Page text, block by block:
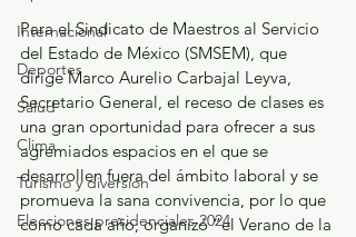
Internacional
Deportes
Salud
Clima
Turismo y diversión
Elecciones presidenciales 2024
Para el Sindicato de Maestros al Servicio
del Estado de México (SMSEM), que
dirige Marco Aurelio Carbajal Leyva,
Secretario General, el receso de clases es
una gran oportunidad para ofrecer a sus
agremiados espacios en el que se
desarrollen fuera del ámbito laboral y se
promueva la sana convivencia, por lo que
como cada año, organizó “el Verano de la